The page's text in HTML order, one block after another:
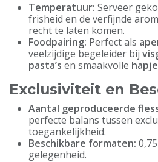
Temperatuur: Serveer
frisheid en de verfijnde
recht te laten komen.
Foodpairing: Perfect als
veelzijdige begeleider bij
pasta’s en smaakvolle
Exclusiviteit en
Aantal geproduceerde
perfecte balans tussen
toegankelijkheid.
Beschikbare formaten:
gelegenheid.